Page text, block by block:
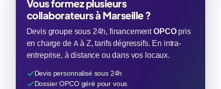
Vous formez plusieurs
collaborateurs à Marseille ?
Devis groupe sous 24h, financementOPCOpris
en charge de A à Z, tarifs dégressifs. En intra-
entreprise, à distance ou dans vos locaux.
Devis personnalisé sous 24h
Dossier OPCO géré pour vous